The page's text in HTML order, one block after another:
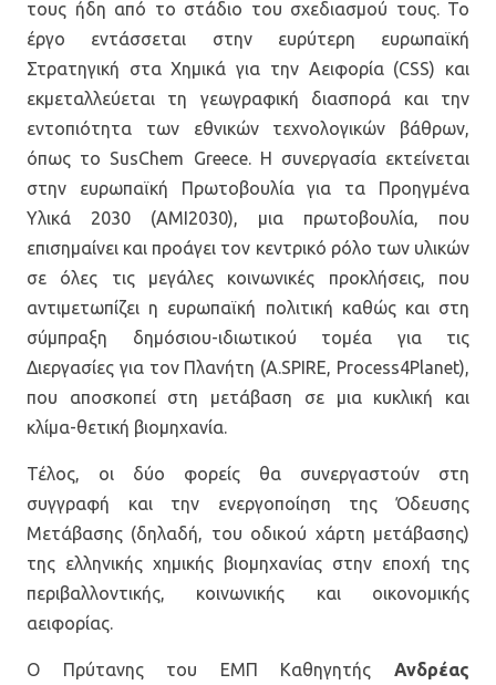
τους ήδη από το στάδιο του σχεδιασμού τους. Το
έργο εντάσσεται στην ευρύτερη ευρωπαϊκή
Στρατηγική στα Χημικά για την Αειφορία (CSS) και
εκμεταλλεύεται τη γεωγραφική διασπορά και την
εντοπιότητα των εθνικών τεχνολογικών βάθρων,
όπως το SusChem Greece. Η συνεργασία εκτείνεται
στην ευρωπαϊκή Πρωτοβουλία για τα Προηγμένα
Υλικά 2030 (ΑΜΙ2030), μια πρωτοβουλία, που
επισημαίνει και προάγει τον κεντρικό ρόλο των υλικών
σε όλες τις μεγάλες κοινωνικές προκλήσεις, που
αντιμετωπίζει η ευρωπαϊκή πολιτική καθώς και στη
σύμπραξη δημόσιου-ιδιωτικού τομέα για τις
Διεργασίες για τον Πλανήτη (A.SPIRE, Process4Planet),
που αποσκοπεί στη μετάβαση σε μια κυκλική και
κλίμα-θετική βιομηχανία.
Τέλος, οι δύο φορείς θα συνεργαστούν στη
συγγραφή και την ενεργοποίηση της Όδευσης
Μετάβασης (δηλαδή, του οδικού χάρτη μετάβασης)
της ελληνικής χημικής βιομηχανίας στην εποχή της
περιβαλλοντικής, κοινωνικής και οικονομικής
αειφορίας.
Ο Πρύτανης του ΕΜΠ Καθηγητής Ανδρέας